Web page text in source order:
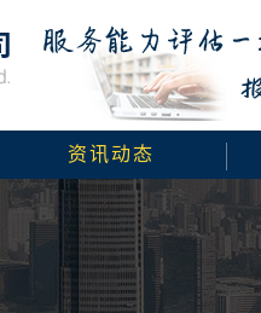
资讯动态